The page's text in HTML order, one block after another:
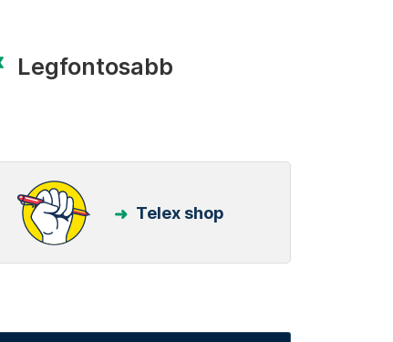
Legfontosabb
Telex shop